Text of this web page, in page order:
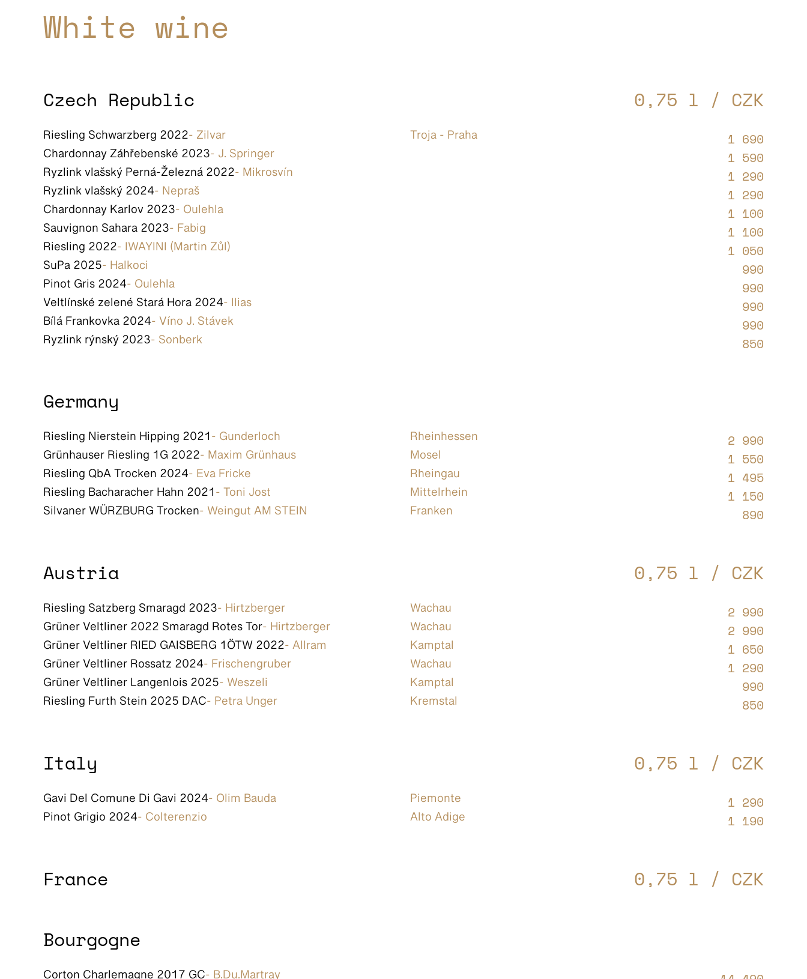
White wine
Czech Republic 0,75 l / CZK
Riesling Schwarzberg 2022- Zilvar Troja - Praha 1 690
Chardonnay Záhřebenské 2023- J. Springer 1 590
Ryzlink vlašský Perná-Železná 2022- Mikrosvín 1 290
Ryzlink vlašský 2024- Nepraš 1 290
Chardonnay Karlov 2023- Oulehla 1 100
Sauvignon Sahara 2023- Fabig 1 100
Riesling 2022- IWAYINI (Martin Zůl) 1 050
SuPa 2025- Halkoci 990
Pinot Gris 2024- Oulehla 990
Veltlínské zelené Stará Hora 2024- Ilias 990
Bílá Frankovka 2024- Víno J. Stávek 990
Ryzlink rýnský 2023- Sonberk 850
Germany
Riesling Nierstein Hipping 2021- Gunderloch Rheinhessen 2 990
Grünhauser Riesling 1G 2022- Maxim Grünhaus Mosel 1 550
Riesling QbA Trocken 2024- Eva Fricke Rheingau 1 495
Riesling Bacharacher Hahn 2021- Toni Jost Mittelrhein 1 150
Silvaner WÜRZBURG Trocken- Weingut AM STEIN Franken 890
Austria 0,75 l / CZK
Riesling Satzberg Smaragd 2023- Hirtzberger Wachau 2 990
Grüner Veltliner 2022 Smaragd Rotes Tor- Hirtzberger Wachau 2 990
Grüner Veltliner RIED GAISBERG 1ÖTW 2022- Allram Kamptal 1 650
Grüner Veltliner Rossatz 2024- Frischengruber Wachau 1 290
Grüner Veltliner Langenlois 2025- Weszeli Kamptal 990
Riesling Furth Stein 2025 DAC- Petra Unger Kremstal 850
Italy 0,75 l / CZK
Gavi Del Comune Di Gavi 2024- Olim Bauda Piemonte 1 290
Pinot Grigio 2024- Colterenzio Alto Adige 1 190
France 0,75 l / CZK
Bourgogne